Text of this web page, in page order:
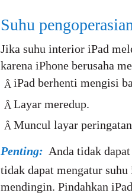
Suhu
Jika suhu interior iPad
karena iPhone berusaha
iPad berhenti mengisi
Â
Layar meredup.
Â
Muncul layar
Â
Penting: Anda tidak
tidak dapat mengatur
mendingin. Pindahkan